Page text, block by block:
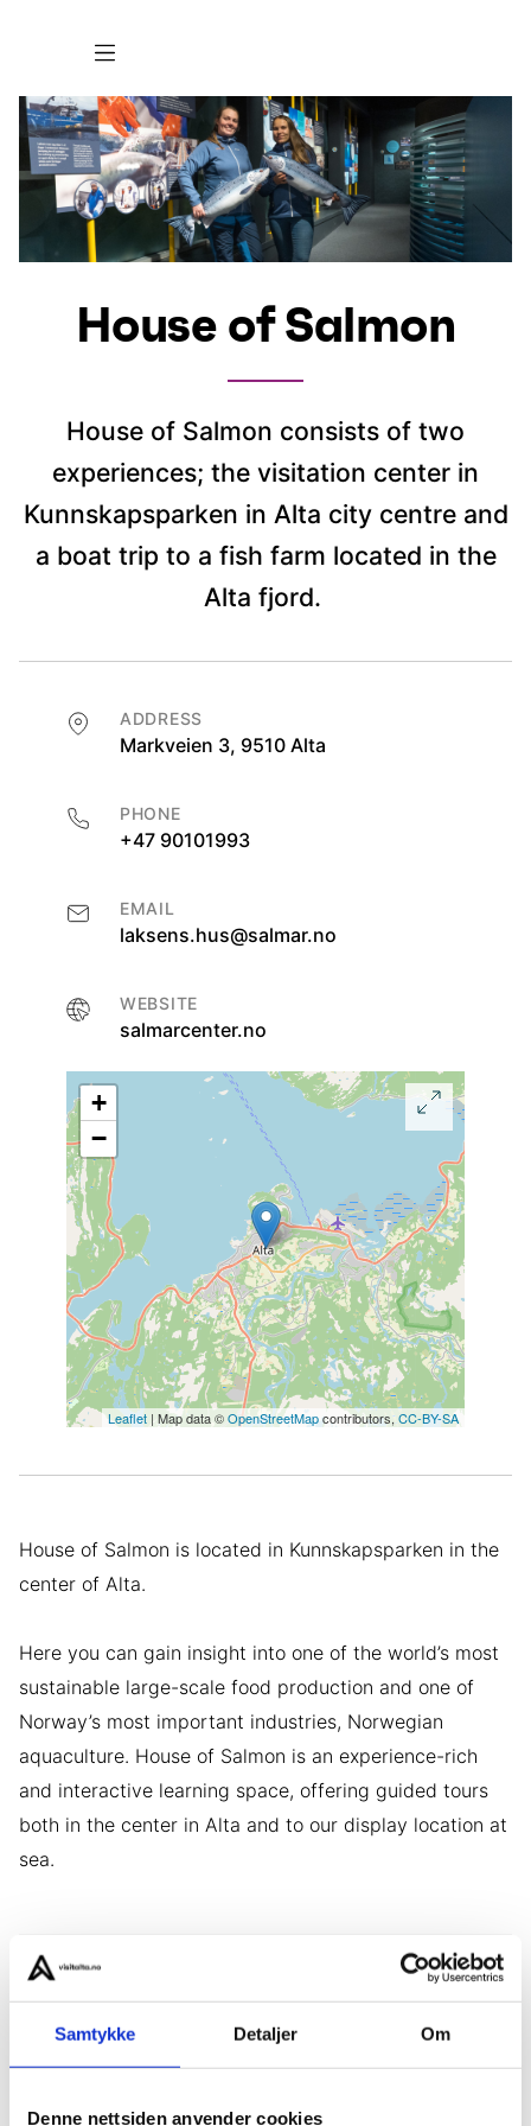
Samtykke Detaljer Om
Denne nettsiden anvender cookies
House of Salmon
House of Salmon consists of two
experiences; the visitation center in
Kunnskapsparken in Alta city centre and
a boat trip to a fish farm located in the
Alta fjord.
ADDRESS
Markveien 3, 9510 Alta
PHONE
+47 90101993
EMAIL
laksens.hus@salmar.no
WEBSITE
salmarcenter.no
+
−
Leaflet | Map data ©OpenStreetMapcontributors,CC-BY-SA
House of Salmon is located in Kunnskapsparken in the
center of Alta.
Here you can gain insight into one of the world’s most
sustainable large-scale food production and one of
Norway’s most important industries, Norwegian
aquaculture. House of Salmon is an experience-rich
and interactive learning space, offering guided tours
both in the center in Alta and to our display location at
sea.